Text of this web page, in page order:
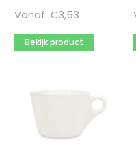
Vanaf: €3,53
Bekijk product
Ronddruk
Ja
Nee
1